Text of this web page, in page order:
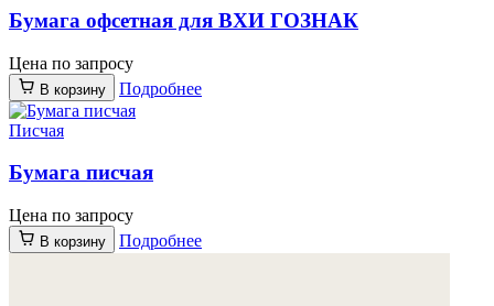
Бумага офсетная для ВХИ ГОЗНАК
Цена по запросу
В корзину Подробнее
Писчая
Бумага писчая
Цена по запросу
В корзину Подробнее